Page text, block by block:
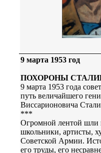
9 марта 1953 год
ПОХОРОНЫ
9 марта 1953 года
путь величайшего
Виссарионовича
***
Огромной лентой шли
школьники, артисты,
Советской Армии.
его труды, его